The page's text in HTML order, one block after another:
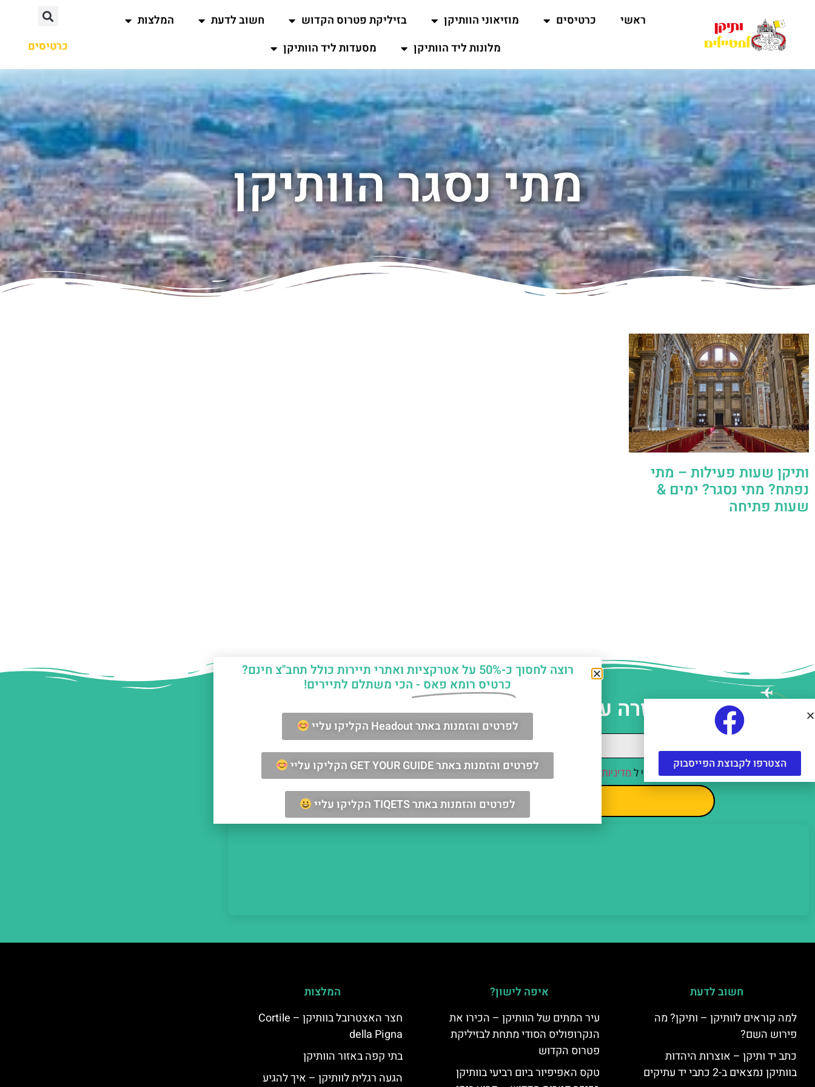
ראשי כרטיסים מוזיאוני הוותיקן בזיליקת פטרוס הקדוש חשוב לדעת
המלצות
מלונות ליד הוותיקן
מסעדות ליד הוותיקן כרטיסים
מתי נסגר הוותיקן
ותיקן שעות פעילות – מתי
נפתח? מתי נסגר? ימים &
שעות פתיחה
עזרה עם תכנון החופשה ברומא?
קראתי והסכמתי ל מדיניות הפרטיות מאשר/ת קבלת דיוור וחומרים פרסומיים
שליחה
חשוב לדעת
למה קוראים לוותיקן – ותיקן? מה
פירוש השם?
כתב יד ותיקן – אוצרות היהדות
בוותיקן נמצאים ב-2 כתבי יד עתיקים
איפה לישון?
עיר המתים של הוותיקן – הכירו את
הנקרופוליס הסודי מתחת לבזיליקת
פטרוס הקדוש
טקס האפיפיור ביום רביעי בוותיקן
המלצות
חצר האצטרובל בוותיקן – Cortile
della Pigna
בתי קפה באזור הוותיקן
הגעה רגלית לוותיקן – איך להגיע
הצטרפו לקבוצת הפייסבוק
רוצה לחסוך כ-50% על אטרקציות ואתרי תיירות כולל תחב"צ חינם?
כרטיס רומא פאס - הכי משתלם לתיירים!
לפרטים והזמנות באתר Headout הקליקו עליי
לפרטים והזמנות באתר GET YOUR GUIDE הקליקו עליי
לפרטים והזמנות באתר TIQETS הקליקו עליי